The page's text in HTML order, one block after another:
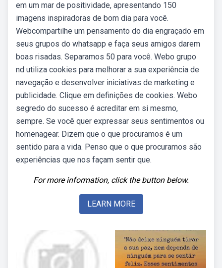
em um mar de positividade, apresentando 150
imagens inspiradoras de bom dia para você.
Webcompartilhe um pensamento do dia engraçado em
seus grupos do whatsapp e faça seus amigos darem
boas risadas. Separamos 50 para você. Webo grupo
nd utiliza cookies para melhorar a sua experiência de
navegação e desenvolver iniciativas de marketing e
publicidade. Clique em definições de cookies. Webo
segredo do sucesso é acreditar em si mesmo,
sempre. Se você quer expressar seus sentimentos ou
homenagear. Dizem que o que procuramos é um
sentido para a vida. Penso que o que procuramos são
experiências que nos façam sentir que.
For more information, click the button below.
LEARN MORE